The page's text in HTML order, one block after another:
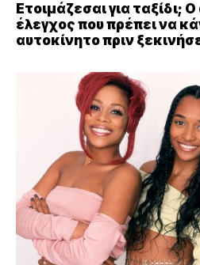
Ετοιμάζεσαι για ταξίδι;
έλεγχος που πρέπει να
αυτοκίνητο πριν